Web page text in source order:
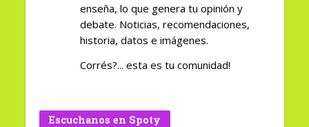
enseña, lo que genera tu opinión y
debate. Noticias, recomendaciones,
historia, datos e imágenes.
Corrés?... esta es tu comunidad!
Escuchanos en Spoty